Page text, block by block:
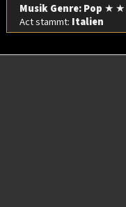
Musik Genre: Pop ★ ★
Act stammt: Italien